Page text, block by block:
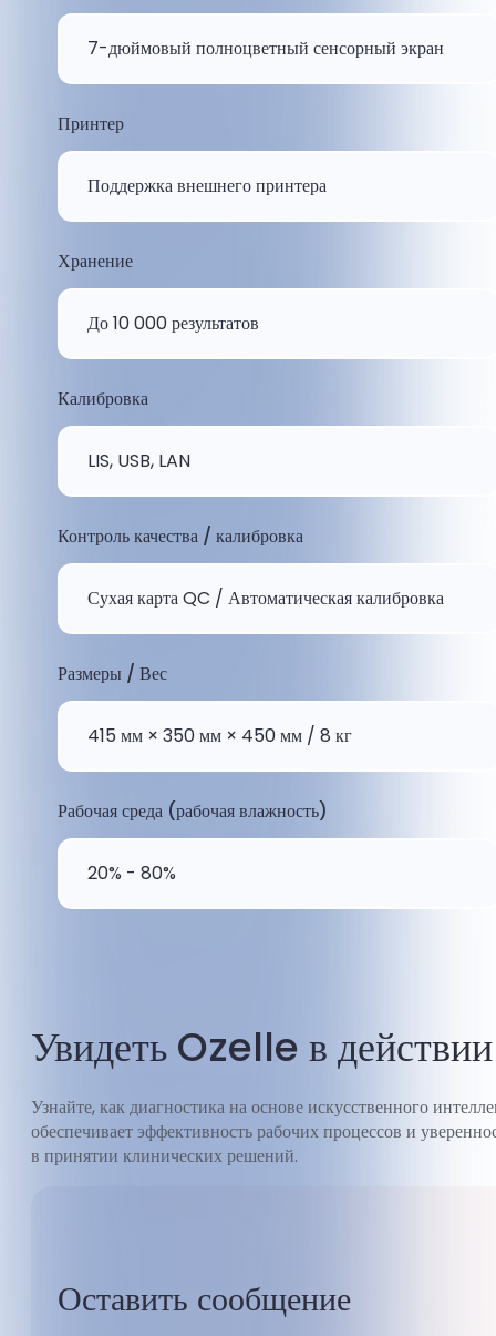
7-дюймовый полноцветный сенсорный экран
Принтер
Поддержка внешнего принтера
Хранение
До 10 000 результатов
Калибровка
LIS, USB, LAN
Контроль качества / калибровка
Сухая карта QC / Автоматическая калибровка
Размеры / Вес
415 мм × 350 мм × 450 мм / 8 кг
Рабочая среда (рабочая влажность)
20% - 80%
Увидеть Ozelle в действии
Узнайте, как диагностика на основе искусственного
обеспечивает эффективность рабочих процессов и
в принятии клинических решений.
Оставить сообщение